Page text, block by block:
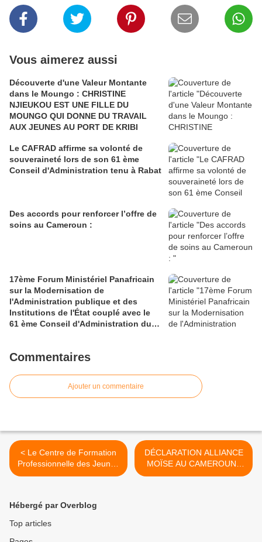
Vous aimerez aussi
Découverte d'une Valeur Montante
dans le Moungo : CHRISTINE
NJIEUKOU EST UNE FILLE DU
MOUNGO QUI DONNE DU TRAVAIL
AUX JEUNES AU PORT DE KRIBI
Le CAFRAD affirme sa volonté de
souveraineté lors de son 61 ème
Conseil d'Administration tenu à Rabat
Des accords pour renforcer l’offre de
soins au Cameroun :
17ème Forum Ministériel Panafricain
sur la Modernisation de
l'Administration publique et des
Institutions de l'État couplé avec le
61 ème Conseil d'Administration du
Commentaires
Ajouter un commentaire
< Le Centre de Formation
Professionnelle des Jeunes
de Baré livre une nouvelle
académique pour la
promotion 2024.
DÉCLARATION ALLIANCE
MOÏSE AU CAMEROUN :
"Mon Onction Individuelle
Hébergé par Overblog
Top articles